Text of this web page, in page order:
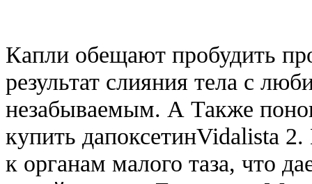
Капли обещают пробудить
результат слияния тела с
незабываемым. А Также
купить дапоксетинVidalista
к органам малого таза, что